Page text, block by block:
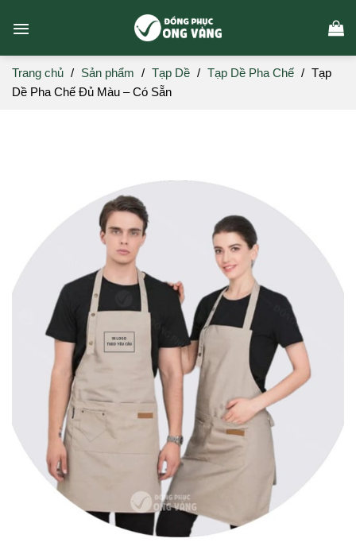
Trang chủ / Sản phẩm / Tạp Dề / Tạp Dề Pha Chế / Tạp
Dề Pha Chế Đủ Màu – Có Sẵn